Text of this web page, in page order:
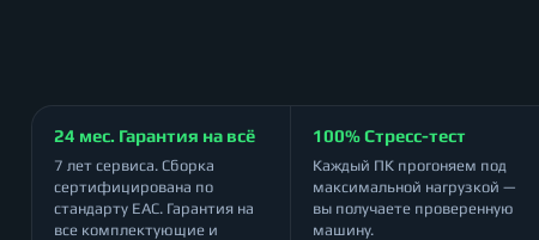
24 мес. Гарантия на всё
7 лет сервиса. Сборка
сертифицирована по
стандарту ЕАС. Гарантия на
все комплектующие и
100% Стресс-тест
Каждый ПК прогоняем под
максимальной нагрузкой —
вы получаете проверенную
машину.